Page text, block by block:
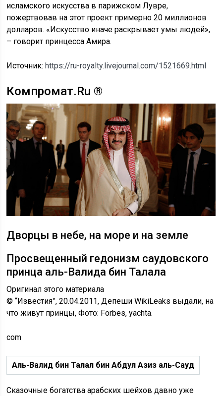
исламского искусства в парижском Лувре,
пожертвовав на этот проект примерно 20 миллионов
долларов. «Искусство иначе раскрывает умы людей»,
– говорит принцесса Амира.
Источник:https://ru-royalty.livejournal.com/1521669.html
Компромат.Ru ®
Дворцы в небе, на море и на земле
Просвещенный гедонизм саудовского
принца аль-Валида бин Талала
Оригинал этого материала
© “Известия”, 20.04.2011, Депеши WikiLeaks выдали, на
что живут принцы, Фото: Forbes, yachta.
com
Аль-Валид бин Талал бин Абдул Азиз аль-Сауд
Сказочные богатства арабских шейхов давно уже